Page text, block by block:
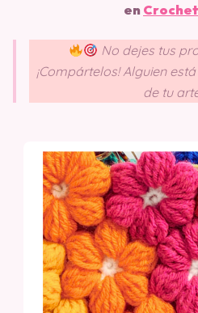
en
No dejes tus
¡Compártelos! Alguien
de tu